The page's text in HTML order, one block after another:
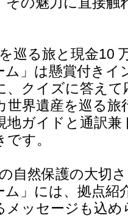
を巡る旅と現金10
ム」は懸賞付き
、クイズに答え
世界遺産を巡る旅
地ガイドと通訳
す。
の自然保護の大切
ム」には、拠点
メッセージも込